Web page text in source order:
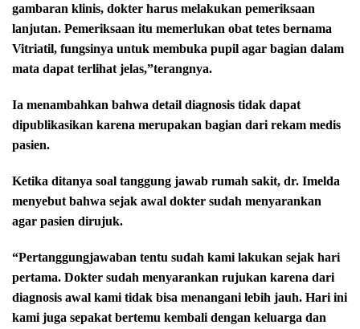
gambaran klinis, dokter harus melakukan pemeriksaan
lanjutan. Pemeriksaan itu memerlukan obat tetes bernama
Vitriatil, fungsinya untuk membuka pupil agar bagian dalam
mata dapat terlihat jelas,”terangnya.
Ia menambahkan bahwa detail diagnosis tidak dapat
dipublikasikan karena merupakan bagian dari rekam medis
pasien.
Ketika ditanya soal tanggung jawab rumah sakit, dr. Imelda
menyebut bahwa sejak awal dokter sudah menyarankan
agar pasien dirujuk.
“Pertanggungjawaban tentu sudah kami lakukan sejak hari
pertama. Dokter sudah menyarankan rujukan karena dari
diagnosis awal kami tidak bisa menangani lebih jauh. Hari ini
kami juga sepakat bertemu kembali dengan keluarga dan